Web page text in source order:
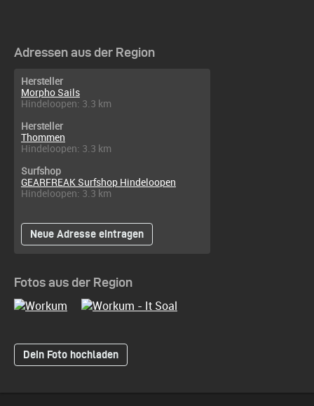
Adressen aus der Region
Hersteller
Morpho Sails
Hindeloopen: 3.3 km
Hersteller
Thommen
Hindeloopen: 3.3 km
Surfshop
GEARFREAK Surfshop Hindeloopen
Hindeloopen: 3.3 km
Neue Adresse eintragen
Fotos aus der Region
Dein Foto hochladen